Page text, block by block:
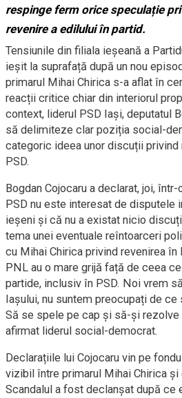
respinge ferm orice speculație
revenire a edilului în partid.
Tensiunile din filiala ieșeană a
ieșit la suprafață după un nou
primarul Mihai Chirica s-a aflat în
reacții critice chiar din interiorul
context, liderul PSD Iași, deputatul
să delimiteze clar poziția social-
categoric ideea unor discuții privind
PSD.
Bogdan Cojocaru a declarat, joi,
PSD nu este interesat de disputele
ieșeni și că nu a existat nicio
tema unei eventuale reîntoarceri
cu Mihai Chirica privind revenirea în
PNL au o mare grijă față de ceea
partide, inclusiv în PSD. Noi vrem
Iașului, nu suntem preocupați de
Să se spele pe cap și să-și rezolve
afirmat liderul social-democrat.
Declarațiile lui Cojocaru vin pe
vizibil între primarul Mihai Chirica
Scandalul a fost declanșat după ce